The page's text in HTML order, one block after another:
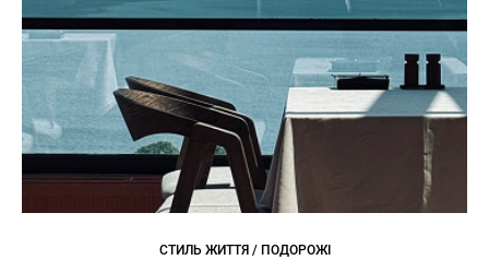
СТИЛЬ ЖИТТЯ / ПОДОРОЖІ